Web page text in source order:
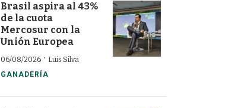
Brasil aspira al 43%
de la cuota
Mercosur con la
Unión Europea
06/08/2026 · Luis Silva
GANADERÍA